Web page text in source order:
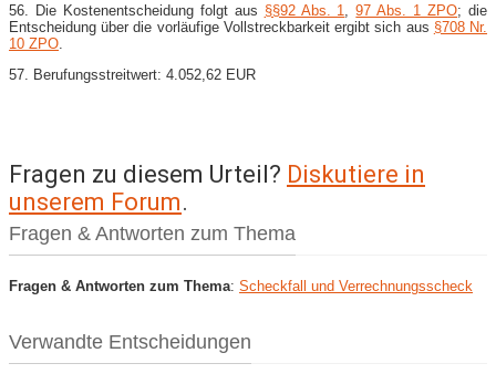
56. Die Kostenentscheidung folgt aus §§92 Abs. 1 ,97 Abs. 1 ZPO; die
Entscheidung über die vorläufige Vollstreckbarkeit ergibt sich aus §708 Nr.
10 ZPO
57. Berufungsstreitwert: 4.052,62 EUR
Fragen zu diesem Urteil? Diskutiere in
unserem Forum.
Fragen & Antworten zum Thema
Fragen & Antworten zum Thema: Scheckfall und Verrechnungsscheck
Verwandte Entscheidungen